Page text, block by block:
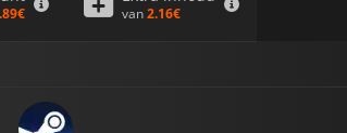
van2.16€